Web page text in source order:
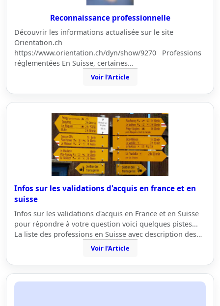
Reconnaissance professionnelle
Découvrir les informations actualisée sur le site
Orientation.ch
https://www.orientation.ch/dyn/show/9270 Professions
réglementées En Suisse, certaines…
Voir l'Article
Infos sur les validations d'acquis en france et en
suisse
Infos sur les validations d'acquis en France et en Suisse
pour répondre à votre question voici quelques pistes...
La liste des professions en Suisse avec description des…
Voir l'Article